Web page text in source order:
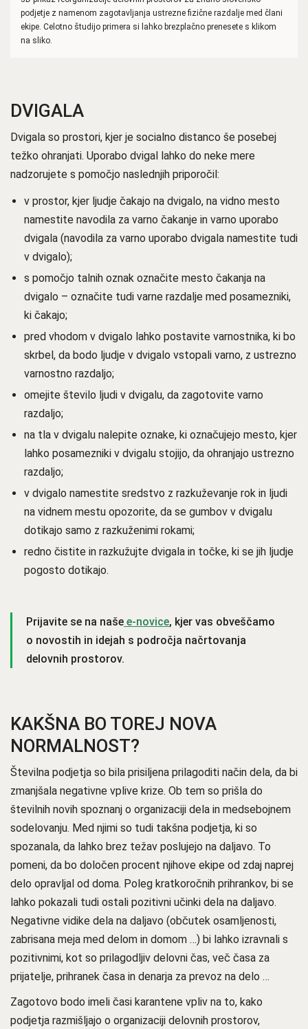
podjetje z namenom zagotavljanja ustrezne fizične razdalje med člani
ekipe. Celotno študijo primera si lahko brezplačno prenesete s klikom
na sliko.
DVIGALA
Dvigala so prostori, kjer je socialno distanco še posebej
težko ohranjati. Uporabo dvigal lahko do neke mere
nadzorujete s pomočjo naslednjih priporočil:
v prostor, kjer ljudje čakajo na dvigalo, na vidno mesto
namestite navodila za varno čakanje in varno uporabo
dvigala (navodila za varno uporabo dvigala namestite tudi
v dvigalo);
s pomočjo talnih oznak označite mesto čakanja na
dvigalo – označite tudi varne razdalje med posamezniki,
ki čakajo;
pred vhodom v dvigalo lahko postavite varnostnika, ki bo
skrbel, da bodo ljudje v dvigalo vstopali varno, z ustrezno
varnostno razdaljo;
omejite število ljudi v dvigalu, da zagotovite varno
razdaljo;
na tla v dvigalu nalepite oznake, ki označujejo mesto, kjer
lahko posamezniki v dvigalu stojijo, da ohranjajo ustrezno
razdaljo;
v dvigalo namestite sredstvo z razkuževanje rok in ljudi
na vidnem mestu opozorite, da se gumbov v dvigalu
dotikajo samo z razkuženimi rokami;
redno čistite in razkužujte dvigala in točke, ki se jih ljudje
pogosto dotikajo.
Prijavite se na naše e-novice, kjer vas obveščamo
o novostih in idejah s področja načrtovanja
delovnih prostorov.
KAKŠNA BO TOREJ NOVA
NORMALNOST?
Številna podjetja so bila prisiljena prilagoditi način dela, da bi
zmanjšala negativne vplive krize. Ob tem so prišla do
številnih novih spoznanj o organizaciji dela in medsebojnem
sodelovanju. Med njimi so tudi takšna podjetja, ki so
spozanala, da lahko brez težav poslujejo na daljavo. To
pomeni, da bo določen procent njihove ekipe od zdaj naprej
delo opravljal od doma. Poleg kratkoročnih prihrankov, bi se
lahko pokazali tudi ostali pozitivni učinki dela na daljavo.
Negativne vidike dela na daljavo (občutek osamljenosti,
zabrisana meja med delom in domom …) bi lahko izravnali s
pozitivnimi, kot so prilagodljiv delovni čas, več časa za
prijatelje, prihranek časa in denarja za prevoz na delo …
Zagotovo bodo imeli časi karantene vpliv na to, kako
podjetja razmišljajo o organizaciji delovnih prostorov,